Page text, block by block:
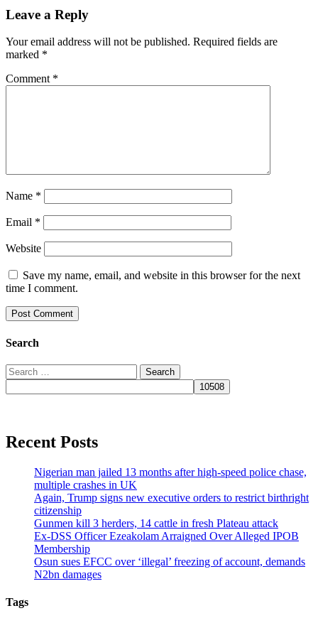
Leave a Reply
Your email address will not be published. Required fields are
marked *
Comment *
Name *
Email *
Website
Save my name, email, and website in this browser for the next
time I comment.
Search
Search
for:
Recent Posts
Nigerian man jailed 13 months after high-speed police chase,
multiple crashes in UK
Again, Trump signs new executive orders to restrict birthright
citizenship
Gunmen kill 3 herders, 14 cattle in fresh Plateau attack
Ex-DSS Officer Ezeakolam Arraigned Over Alleged IPOB
Membership
Osun sues EFCC over ‘illegal’ freezing of account, demands
N2bn damages
Tags